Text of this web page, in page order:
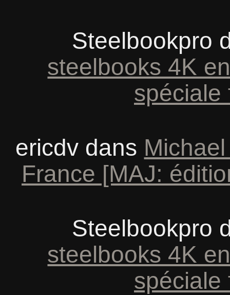
Steelbookpro
steelbooks 4K
spéciale
ericdv dans
France [MAJ:
Steelbookpro
steelbooks 4K
spéciale